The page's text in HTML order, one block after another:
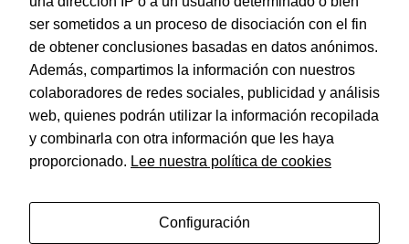
© Dohe - Camino de Madrid, 14
28970 • Humanes de Madrid (Madrid)
ESPAÑA
Aviso legal
Política de cookies
ser sometidos a un proceso de disociación con el fin
de obtener conclusiones basadas en datos anónimos.
Además, compartimos la información con nuestros
colaboradores de redes sociales, publicidad y análisis
web, quienes podrán utilizar la información recopilada
y combinarla con otra información que les haya
proporcionado. Lee nuestra política de cookies
Configuración